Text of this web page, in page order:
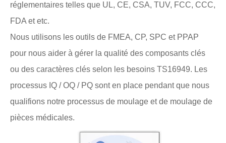
réglementaires telles que UL, CE, CSA, TUV, FCC, CCC,
FDA et etc.
Nous utilisons les outils de FMEA, CP, SPC et PPAP
pour nous aider à gérer la qualité des composants clés
ou des caractères clés selon les besoins TS16949. Les
processus IQ / OQ / PQ sont en place pendant que nous
qualifions notre processus de moulage et de moulage de
pièces médicales.